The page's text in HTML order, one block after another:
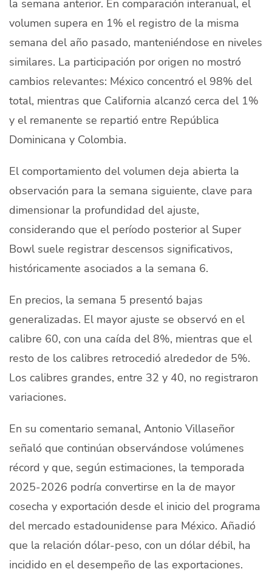
modo claro Español
la semana anterior. En comparación interanual, el
volumen supera en 1% el registro de la misma
semana del año pasado, manteniéndose en niveles
similares. La participación por origen no mostró
cambios relevantes: México concentró el 98% del
total, mientras que California alcanzó cerca del 1%
y el remanente se repartió entre República
Dominicana y Colombia.
El comportamiento del volumen deja abierta la
observación para la semana siguiente, clave para
dimensionar la profundidad del ajuste,
considerando que el período posterior al Super
Bowl suele registrar descensos significativos,
históricamente asociados a la semana 6.
En precios, la semana 5 presentó bajas
generalizadas. El mayor ajuste se observó en el
calibre 60, con una caída del 8%, mientras que el
resto de los calibres retrocedió alrededor de 5%.
Los calibres grandes, entre 32 y 40, no registraron
variaciones.
En su comentario semanal, Antonio Villaseñor
señaló que continúan observándose volúmenes
récord y que, según estimaciones, la temporada
2025-2026 podría convertirse en la de mayor
cosecha y exportación desde el inicio del programa
del mercado estadounidense para México. Añadió
que la relación dólar-peso, con un dólar débil, ha
incidido en el desempeño de las exportaciones.